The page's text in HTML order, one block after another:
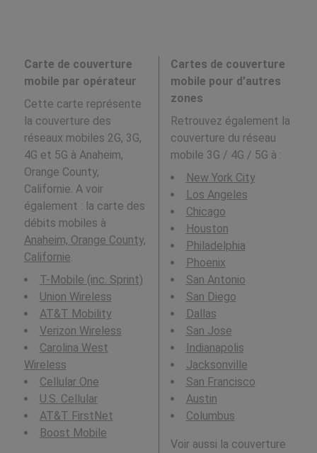
Carte de couverture
mobile par opérateur
Cette carte représente
la couverture des
réseaux mobiles 2G, 3G,
4G et 5G à Anaheim,
Orange County,
Californie. A voir
également : la carte des
débits mobiles à
Anaheim, Orange County,
Californie.
T-Mobile (inc. Sprint)
Union Wireless
AT&T Mobility
Verizon Wireless
Carolina West
Wireless
Cellular One
U.S. Cellular
AT&T FirstNet
Boost Mobile
Cartes de couverture
mobile pour d'autres
zones
Retrouvez également la
couverture du réseau
mobile 3G / 4G / 5G à :
New York City
Los Angeles
Chicago
Houston
Philadelphia
Phoenix
San Antonio
San Diego
Dallas
San Jose
Indianapolis
Jacksonville
San Francisco
Austin
Columbus
Voir aussi la couverture